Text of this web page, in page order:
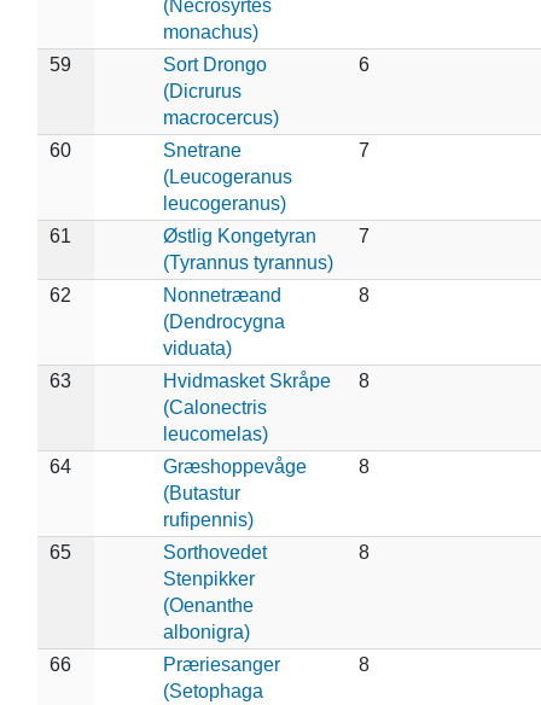
(Necrosyrtes
monachus)
59
Sort Drongo
(Dicrurus
macrocercus)
6
60
Snetrane
(Leucogeranus
leucogeranus)
7
61
Østlig Kongetyran
(Tyrannus tyrannus)
7
62
Nonnetræand
(Dendrocygna
viduata)
8
63
Hvidmasket Skråpe
(Calonectris
leucomelas)
8
64
Græshoppevåge
(Butastur
rufipennis)
8
65
Sorthovedet
Stenpikker
(Oenanthe
albonigra)
8
66
Præriesanger
(Setophaga
8